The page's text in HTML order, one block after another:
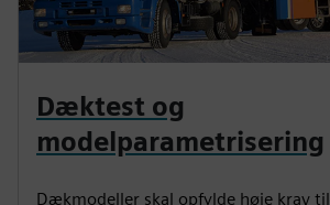
Dæktest og
modelparametrisering
Dækmodeller skal opfylde høje krav til